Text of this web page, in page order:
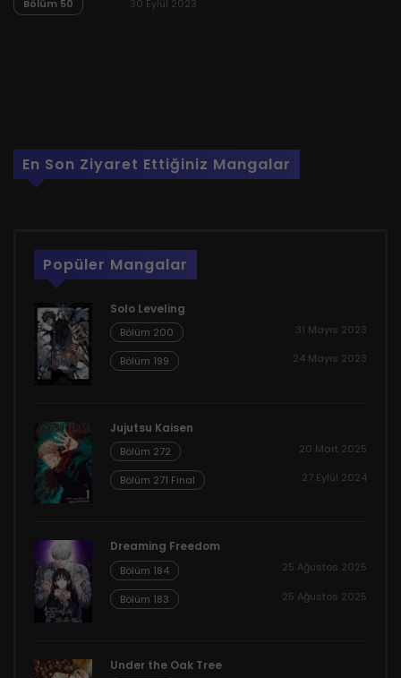
Bölüm 50 30 Eylül 2023
En Son Ziyaret Ettiğiniz Mangalar
Popüler Mangalar
Solo Leveling
Bölüm 200 31 Mayıs 2023
Bölüm 199 24 Mayıs 2023
Jujutsu Kaisen
Bölüm 272 20 Mart 2025
Bölüm 271 Final 27 Eylül 2024
Dreaming Freedom
Bölüm 184 25 Ağustos 2025
Bölüm 183 25 Ağustos 2025
Under the Oak Tree